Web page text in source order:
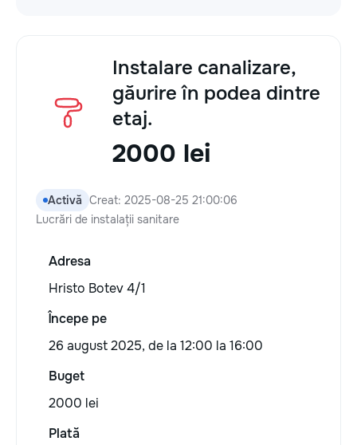
Instalare canalizare,
găurire în podea dintre
etaj.
2000 lei
Activă Creat: 2025-08-25 21:00:06
Lucrări de instalații sanitare
Adresa
Hristo Botev 4/1
Începe pe
26 august 2025, de la 12:00 la 16:00
Buget
2000 lei
Plată